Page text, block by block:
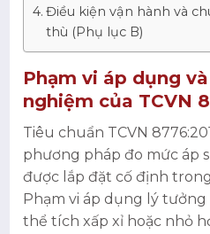
Điều kiện vận hành và
thù (Phụ lục B)
Phạm vi áp dụng
nghiệm của TCVN
Tiêu chuẩn TCVN
phương pháp đo mức áp
được lắp đặt cố định
Phạm vi áp dụng lý
thể tích xấp xỉ hoặc nhỏ